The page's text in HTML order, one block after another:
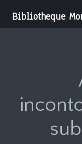
Bibliotheque